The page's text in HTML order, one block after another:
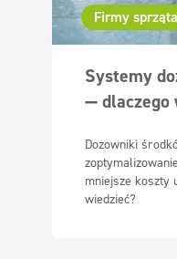
Firmy
Systemy
— dlaczego
Dozowniki
mniejsze koszty
wiedzieć?